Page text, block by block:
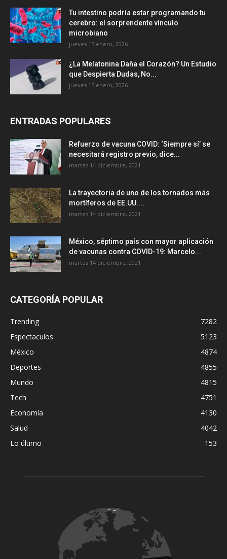
Tu intestino podría estar programando tu
cerebro: el sorprendente vínculo
microbiano
jueves 15 enero, 2026
¿La Melatonina Daña el Corazón? Un Estudio
que Despierta Dudas, No...
jueves 15 enero, 2026
ENTRADAS POPULARES
Refuerzo de vacuna COVID: ‘Siempre sí’ se
necesitará registro previo, dice...
martes 14 diciembre, 2021
La trayectoria de uno de los tornados más
mortíferos de EE.UU....
martes 14 diciembre, 2021
México, séptimo país con mayor aplicación
de vacunas contra COVID-19: Marcelo...
martes 14 diciembre, 2021
CATEGORÍA POPULAR
Trending
7282
Espectaculos
5123
México
4874
Deportes
4855
Mundo
4815
Tech
4751
Economía
4130
Salud
4042
Lo último
153